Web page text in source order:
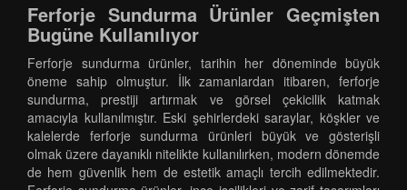
Ferforje Sundurma Ürünler Geçmişten
Bugüne Kullanılıyor
Ferforje sundurma ürünler, tarihin her döneminde büyük
öneme sahip olmuştur. İlk zamanlardan itibaren, ferforje
sundurma, prestiji artırmak ve görsel çekicilik katmak
amacıyla kullanılmıştır. Eski şehirlerdeki saraylar, köşkler ve
kalelerde ferforje sundurma ürünleri büyük ve gösterişli
olmak üzere dayanıklı nitelikte kullanılırken, modern dönemde
de hem güvenlik hem de estetik amaçlı tercih edilmektedir.